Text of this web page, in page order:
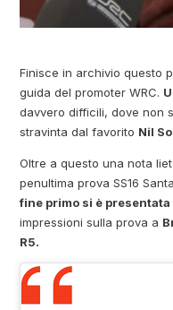
Finisce in archivio questo
guida del promoter WRC.
davvero difficili, dove non
stravinta dal favorito Nil
Oltre a questo una nota
penultima prova SS16
fine primo si è presentata
impressioni sulla prova a
R5.